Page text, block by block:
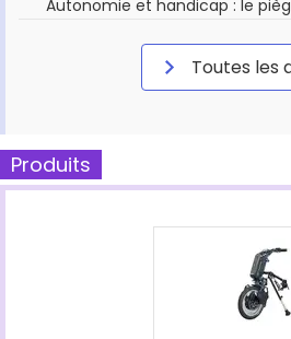
Autonomie et handicap : le
Toutes les
Produits